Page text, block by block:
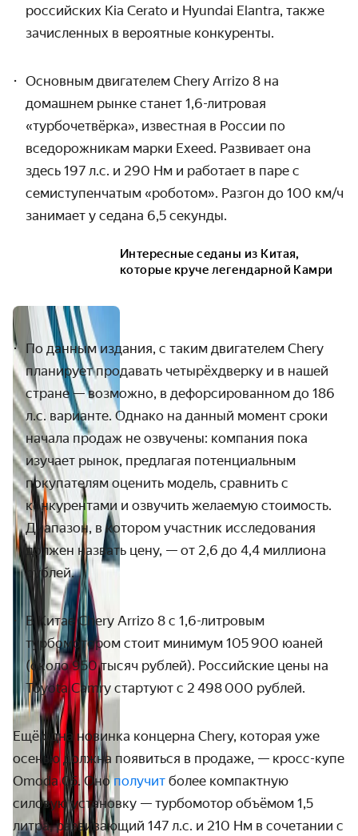
российских Kia Cerato и Hyundai Elantra, также
зачисленных в вероятные конкуренты.
Основным двигателем Chery Arrizo 8 на
домашнем рынке станет 1,6-литровая
«турбочетвёрка», известная в России по
вседорожникам марки Exeed. Развивает она
здесь 197 л.с. и 290 Нм и работает в паре с
семиступенчатым «роботом». Разгон до 100 км/ч
занимает у седана 6,5 секунды.
Интересные седаны из Китая,
которые круче легендарной Камри
По данным издания, с таким двигателем Chery
планирует продавать четырёхдверку и в нашей
стране — возможно, в дефорсированном до 186
л.с. варианте. Однако на данный момент сроки
начала продаж не озвучены: компания пока
изучает рынок, предлагая потенциальным
покупателям оценить модель, сравнить с
конкурентами и озвучить желаемую стоимость.
Диапазон, в котором участник исследования
должен назвать цену, — от 2,6 до 4,4 миллиона
рублей.
В Китае Chery Arrizo 8 с 1,6-литровым
турбомотором стоит минимум 105 900 юаней
(около 950 тысяч рублей). Российские цены на
Toyota Camry стартуют с 2 498 000 рублей.
Ещё одна новинка концерна Chery, которая уже
осенью должна появиться в продаже, — кросс-купе
Omoda C5. Онополучит более компактную
силовую установку — турбомотор объёмом 1,5
литра, развивающий 147 л.с. и 210 Нм в сочетании с